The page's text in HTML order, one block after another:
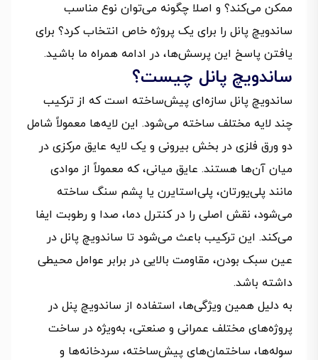
ممکن می‌کند؟ و اصلا چگونه می‌توان نوع مناسب
ساندویچ پانل را برای یک پروژه خاص انتخاب کرد؟ برای
یافتن پاسخ این پرسش‌ها، در ادامه همراه ما باشید.
ساندویچ پانل چیست؟
ساندویچ پانل سازه‌ای پیش‌ساخته است که از ترکیب
چند لایه مختلف ساخته می‌شود. این لایه‌ها معمولاً شامل
دو ورق فلزی در بخش بیرونی و یک لایه عایق مرکزی در
میان آن‌ها هستند. عایق میانی، که معمولاً از موادی
مانند پلی‌یورتان، پلی‌استایرن یا پشم سنگ ساخته
می‌شود، نقش اصلی را در کنترل دما، صدا و رطوبت ایفا
می‌کند. این ترکیب باعث می‌شود تا ساندویچ پانل در
عین سبک بودن، مقاومت بالایی در برابر عوامل محیطی
داشته باشد.
به دلیل همین ویژگی‌ها، استفاده از ساندویچ پنل در
پروژه‌های مختلف عمرانی و صنعتی، به‌ویژه در ساخت
سوله‌ها، ساختمان‌های پیش‌ساخته، سردخانه‌ها و